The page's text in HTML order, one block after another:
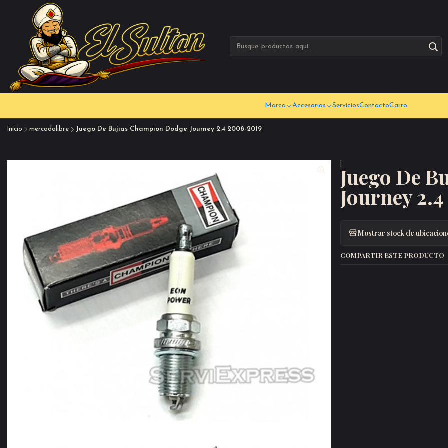
Marca Accesorios ServiciosContactoCarro
Inicio mercadolibre Juego De Bujias Champion Dodge Journey 2.4 2008-2019
Juego De
Journey
Mostrar stock de
COMPARTIR ESTE PRODUCTO